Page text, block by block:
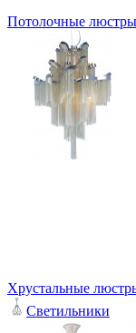
Потолочные люстры
Хрустальные
Светильники